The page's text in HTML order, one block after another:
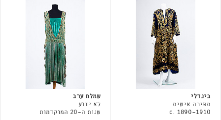
בינדלי
תפירה אישית
c. 1890-1910
שמלת ערב
לא ידוע
שנות ה-20 המוקדמות